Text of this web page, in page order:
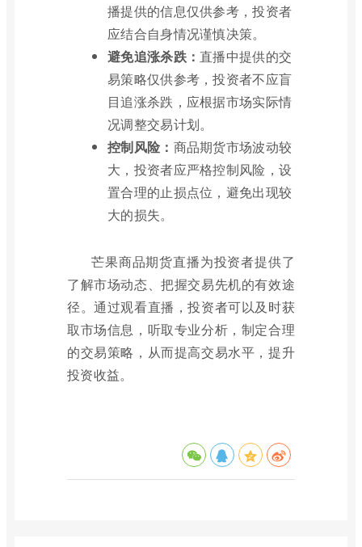
播提供的信息仅供参考，投资者
应结合自身情况谨慎决策。
避免追涨杀跌： 直播中提供的交
易策略仅供参考，投资者不应盲
目追涨杀跌，应根据市场实际情
况调整交易计划。
控制风险： 商品期货市场波动较
大，投资者应严格控制风险，设
置合理的止损点位，避免出现较
大的损失。
芒果商品期货直播为投资者提供了
了解市场动态、把握交易先机的有效途
径。通过观看直播，投资者可以及时获
取市场信息，听取专业分析，制定合理
的交易策略，从而提高交易水平，提升
投资收益。